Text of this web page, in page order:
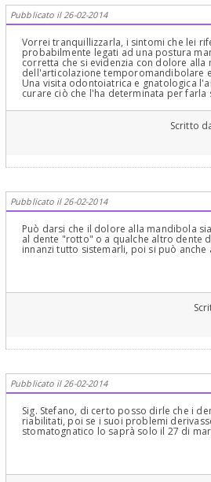
patologie Endodontiche e
parodontali, Gnatologiche, Ortodontiche
potesse aspettare il 27 Marzo che mi
Dentista, senza entrare nella sua
Dentista, potrebbe Vederla molto
più al lavoro o spostando u8n
abbia meno urgenza di Lei! Poi sono
comporto così coi miei paziento! Se
per vederli al più presto! Ma io sono
Professione e "amo" i miei pazienti e
Loro al meglio! Cordialmente
Pubblicato il 26-02-2014
Vorrei tranquillizzarla, i sintomi che lei
probabilmente legati ad una postura
corretta che si evidenzia con dolore alla
dell'articolazione temporomandibolare
Una visita odontoiatrica e gnatologica
curare ciò che l'ha determinata per farla
Scritto
Pubblicato il 26-02-2014
Può darsi che il dolore alla mandibola
al dente "rotto" o a qualche altro dente
innanzi tutto sistemarli, poi si può
Pubblicato il 26-02-2014
Sig. Stefano, di certo posso dirle che i
riabilitati, poi se i suoi problemi
stomatognatico lo saprà solo il 27 di